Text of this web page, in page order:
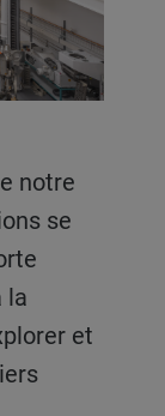
se
la
et